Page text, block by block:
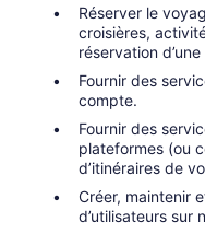
Réserver le
croisières,
réservation
Fournir des
compte.
Fournir des
plateformes (ou
d’itinéraires de
Créer, maintenir
d’utilisateurs sur